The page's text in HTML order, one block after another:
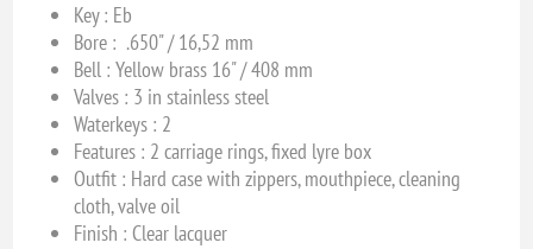
Key : Eb
Bore : .650" / 16,52 mm
Bell : Yellow brass 16" / 408 mm
Valves : 3 in stainless steel
Waterkeys : 2
Features : 2 carriage rings, fixed lyre box
Outfit : Hard case with zippers, mouthpiece, cleaning
cloth, valve oil
Finish : Clear lacquer